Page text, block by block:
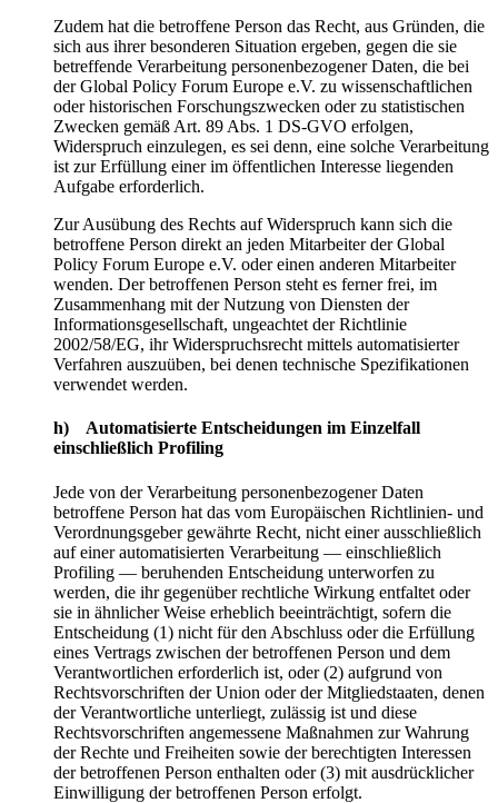
Zudem hat die betroffene Person das Recht, aus Gründen, die
sich aus ihrer besonderen Situation ergeben, gegen die sie
betreffende Verarbeitung personenbezogener Daten, die bei
der Global Policy Forum Europe e.V. zu wissenschaftlichen
oder historischen Forschungszwecken oder zu statistischen
Zwecken gemäß Art. 89 Abs. 1 DS-GVO erfolgen,
Widerspruch einzulegen, es sei denn, eine solche Verarbeitung
ist zur Erfüllung einer im öffentlichen Interesse liegenden
Aufgabe erforderlich.
Zur Ausübung des Rechts auf Widerspruch kann sich die
betroffene Person direkt an jeden Mitarbeiter der Global
Policy Forum Europe e.V. oder einen anderen Mitarbeiter
wenden. Der betroffenen Person steht es ferner frei, im
Zusammenhang mit der Nutzung von Diensten der
Informationsgesellschaft, ungeachtet der Richtlinie
2002/58/EG, ihr Widerspruchsrecht mittels automatisierter
Verfahren auszuüben, bei denen technische Spezifikationen
verwendet werden.
h) Automatisierte Entscheidungen im Einzelfall
einschließlich Profiling
Jede von der Verarbeitung personenbezogener Daten
betroffene Person hat das vom Europäischen Richtlinien- und
Verordnungsgeber gewährte Recht, nicht einer ausschließlich
auf einer automatisierten Verarbeitung — einschließlich
Profiling — beruhenden Entscheidung unterworfen zu
werden, die ihr gegenüber rechtliche Wirkung entfaltet oder
sie in ähnlicher Weise erheblich beeinträchtigt, sofern die
Entscheidung (1) nicht für den Abschluss oder die Erfüllung
eines Vertrags zwischen der betroffenen Person und dem
Verantwortlichen erforderlich ist, oder (2) aufgrund von
Rechtsvorschriften der Union oder der Mitgliedstaaten, denen
der Verantwortliche unterliegt, zulässig ist und diese
Rechtsvorschriften angemessene Maßnahmen zur Wahrung
der Rechte und Freiheiten sowie der berechtigten Interessen
der betroffenen Person enthalten oder (3) mit ausdrücklicher
Einwilligung der betroffenen Person erfolgt.